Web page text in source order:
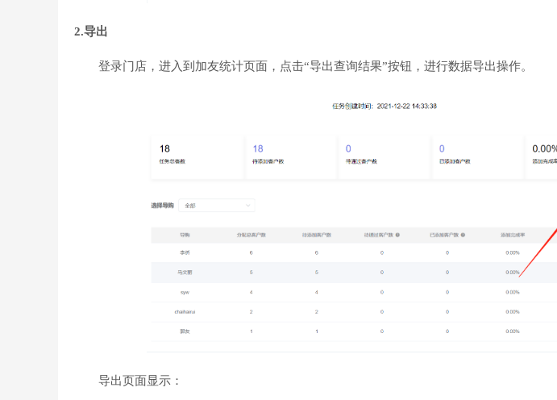
2.导出
登录门店，进入到加友统计页面，点击“导出查询结果”按钮，进行数据导出操作。
导出页面显示：